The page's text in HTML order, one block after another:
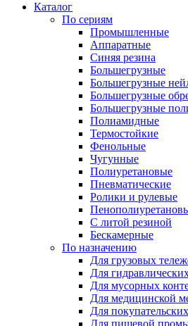
Каталог
По сериям
Промышленные
Аппаратные
Синяя резина
Большегрузные
Большегрузные
Большегрузные
Большегрузные
Полиамидные
Термостойкие
Фенольные
Чугунные
Полиуретановые
Пневматические
Ролики и рулевые
С литой резиной
Бескамерные
По назначению
Для грузовых
Для
Для мусорных
Для медицинской
Для
Для пищевой